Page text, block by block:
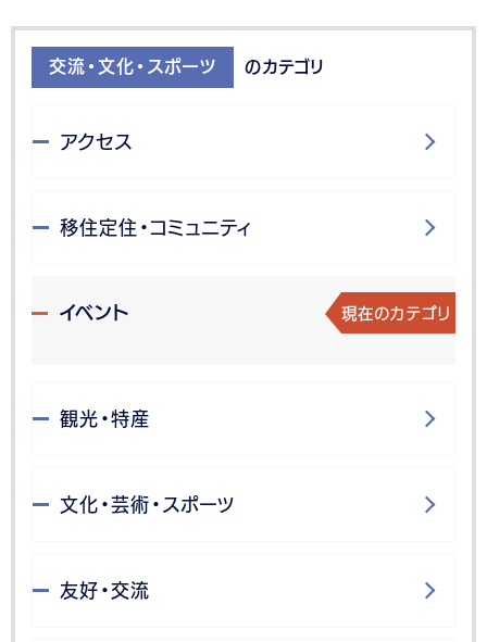
交流・文化・スポーツ のカテゴリ
アクセス
移住定住・コミュニティ
イベント 現在のカテゴリ
観光・特産
文化・芸術・スポーツ
友好・交流